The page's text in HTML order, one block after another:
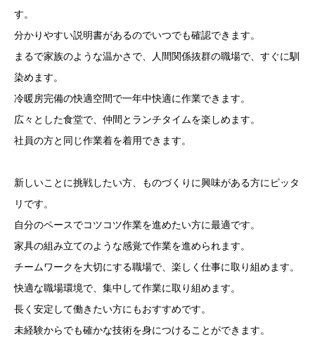
す。
分かりやすい説明書があるのでいつでも確認できます。
まるで家族のような温かさで、人間関係抜群の職場で、すぐに馴
染めます。
冷暖房完備の快適空間で一年中快適に作業できます。
広々とした食堂で、仲間とランチタイムを楽しめます。
社員の方と同じ作業着を着用できます。
新しいことに挑戦したい方、ものづくりに興味がある方にピッタ
リです。
自分のペースでコツコツ作業を進めたい方に最適です。
家具の組み立てのような感覚で作業を進められます。
チームワークを大切にする職場で、楽しく仕事に取り組めます。
快適な職場環境で、集中して作業に取り組めます。
長く安定して働きたい方にもおすすめです。
未経験からでも確かな技術を身につけることができます。